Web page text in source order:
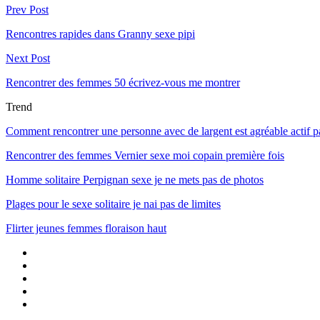
Prev Post
Rencontres rapides dans Granny sexe pipi
Next Post
Rencontrer des femmes 50 écrivez-vous me montrer
Trend
Comment rencontrer une personne avec de largent est agréable actif
Rencontrer des femmes Vernier sexe moi copain première fois
Homme solitaire Perpignan sexe je ne mets pas de photos
Plages pour le sexe solitaire je nai pas de limites
Flirter jeunes femmes floraison haut